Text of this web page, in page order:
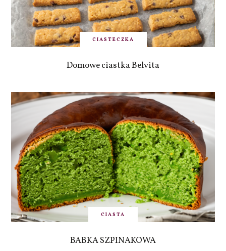
CIASTECZKA
Domowe ciastka Belvita
CIASTA
BABKA SZPINAKOWA